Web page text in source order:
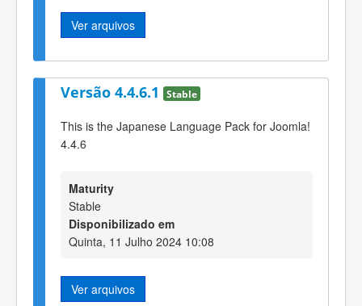
Ver arquivos
Versão 4.4.6.1 Stable
This is the Japanese Language Pack for Joomla!
4.4.6
Maturity
Stable
Disponibilizado em
Quinta, 11 Julho 2024 10:08
Ver arquivos